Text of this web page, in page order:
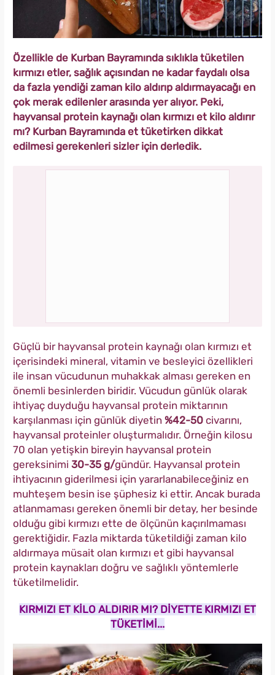
Özellikle de Kurban Bayramında sıklıkla tüketilen
kırmızı etler, sağlık açısından ne kadar faydalı olsa
da fazla yendiği zaman kilo aldırıp aldırmayacağı en
çok merak edilenler arasında yer alıyor. Peki,
hayvansal protein kaynağı olan kırmızı et kilo aldırır
mı? Kurban Bayramında et tüketirken dikkat
edilmesi gerekenleri sizler için derledik.
Güçlü bir hayvansal protein kaynağı olan kırmızı et
içerisindeki mineral, vitamin ve besleyici özellikleri
ile insan vücudunun muhakkak alması gereken en
önemli besinlerden biridir. Vücudun günlük olarak
ihtiyaç duyduğu hayvansal protein miktarının
karşılanması için günlük diyetin %42-50 civarını,
hayvansal proteinler oluşturmalıdır. Örneğin kilosu
70 olan yetişkin bireyin hayvansal protein
gereksinimi 30-35 g/gündür. Hayvansal protein
ihtiyacının giderilmesi için yararlanabileceğiniz en
muhteşem besin ise şüphesiz ki ettir. Ancak burada
atlanmaması gereken önemli bir detay, her besinde
olduğu gibi kırmızı ette de ölçünün kaçırılmaması
gerektiğidir. Fazla miktarda tüketildiği zaman kilo
aldırmaya müsait olan kırmızı et gibi hayvansal
protein kaynakları doğru ve sağlıklı yöntemlerle
tüketilmelidir.
KIRMIZI ET KİLO ALDIRIR MI? DİYETTE KIRMIZI ET
TÜKETİMİ...